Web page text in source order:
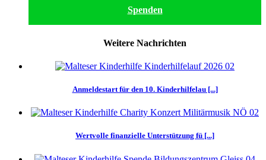
Spenden
Weitere Nachrichten
Anmeldestart für den 10. Kinderhilfelau [...]
Wertvolle finanzielle Unterstützung fü [...]